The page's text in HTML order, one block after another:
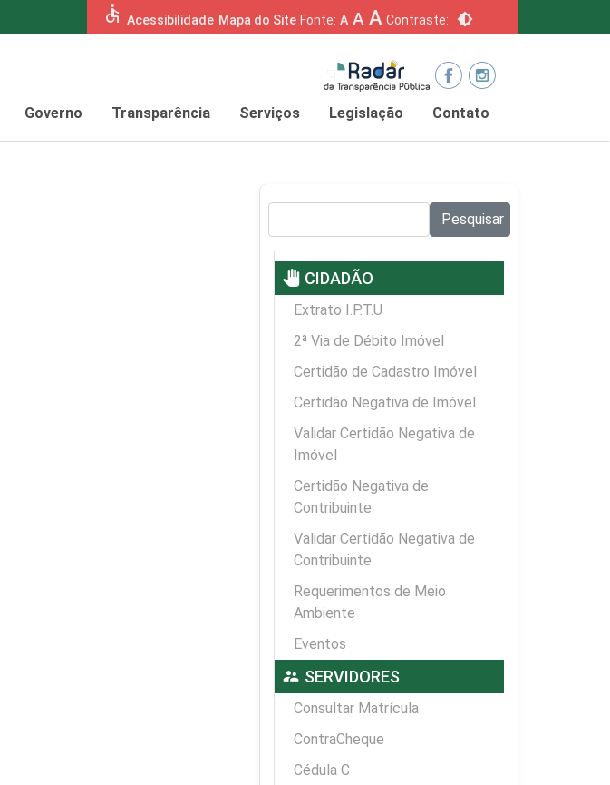
accessible Acessibilidade Mapa do Site Fonte: A A A Contraste: brightness_6
Governo Transparência Serviços Legislação Contato
Pesquisar
pan_tool CIDADÃO
Extrato I.P.T.U
2ª Via de Débito Imóvel
Certidão de Cadastro Imóvel
Certidão Negativa de Imóvel
Validar Certidão Negativa de
Imóvel
Certidão Negativa de
Contribuinte
Validar Certidão Negativa de
Contribuinte
Requerimentos de Meio
Ambiente
Eventos
supervisor_account SERVIDORES
Consultar Matrícula
ContraCheque
Cédula C